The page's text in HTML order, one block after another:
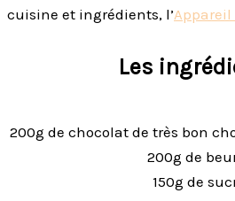
cuisine et ingrédients, l’Appareil
Les
200g de chocolat de très bon
200g de
150g de